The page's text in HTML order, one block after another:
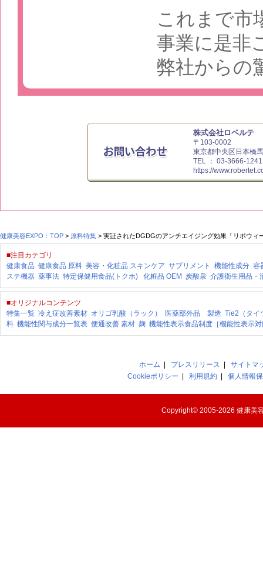
これまで市
事業に是非
弊社からの
株式会社ロベルテ
〒103-0002
東京都中央区日本橋
TEL ： 03-3666-
https://
健康美容EXPO：TOP > 原料特集 > 実証されたDGDGのアンチエイジング効果「リポウィ
■注目カテゴリ
健康食品 健康食品 原料 美容・化粧品 スキンケア サプリメント 機能性成分 容
ステ機器 薬事法 特定保健用食品(トクホ) 化粧品 OEM 炭酸泉 介護衛生用品・
■オリジナルコンテンツ
特集一覧 冷え症改善素材 オリゴ乳酸（ラック） 医薬部外品 製造 Tie2（タイ
料 機能性関与成分一覧表 便通改善 素材 麹 機能性表示食品制度［機能性表示
ホーム プレスリリース
サイトマ
Cookieポリシー
利用規約| 個人情報
Copyright© 2005-2026 健康美